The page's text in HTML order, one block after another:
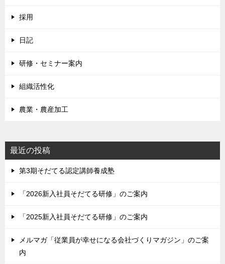
採用
日記
研修・セミナー案内
組織活性化
農業・農産加工
最近の投稿
第3期そだてる認定講師養成塾
「2026新入社員そだてる研修」のご案内
「2025新入社員そだてる研修」のご案内
メルマガ「従業員が幸せになる会社づくりマガジン」のご案
内